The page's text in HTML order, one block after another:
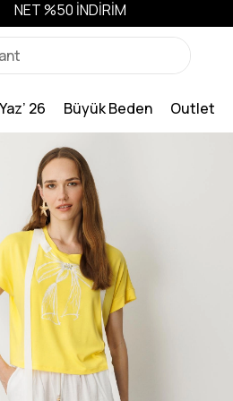
NET %50 İNDİRİM
26 Büyük Beden Outlet